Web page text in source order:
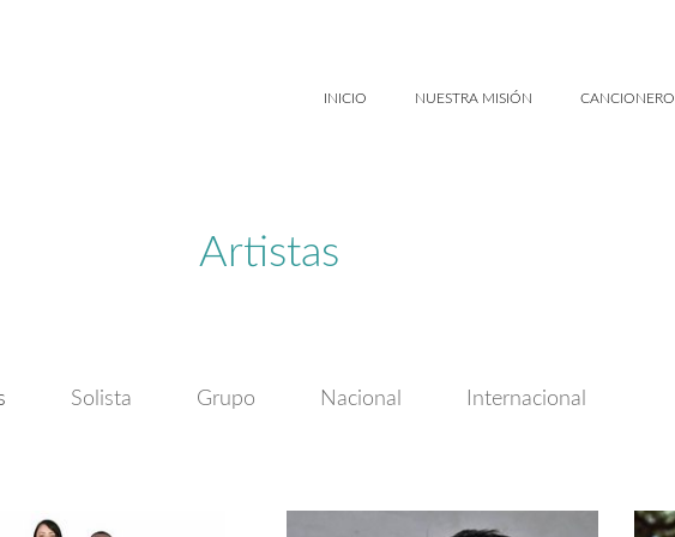
INICIO NUESTRA MISIÓN CANCIONERO
Artistas
Solista Grupo Nacional Internacional